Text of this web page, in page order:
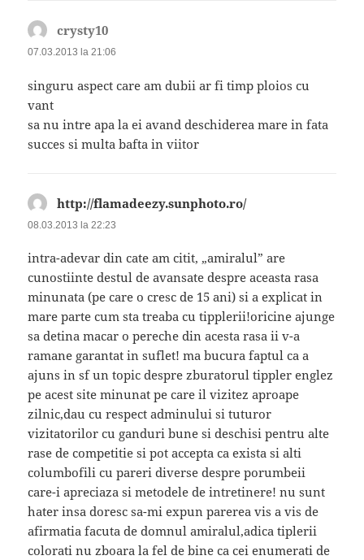
crysty10
07.03.2013 la 21:06
singuru aspect care am dubii ar fi timp ploios cu
vant
sa nu intre apa la ei avand deschiderea mare in fata
succes si multa bafta in viitor
http://flamadeezy.sunphoto.ro/spune:
08.03.2013 la 22:23
intra-adevar din cate am citit, „amiralul” are
cunostiinte destul de avansate despre aceasta rasa
minunata (pe care o cresc de 15 ani) si a explicat in
mare parte cum sta treaba cu tipplerii!oricine ajunge
sa detina macar o pereche din acesta rasa ii v-a
ramane garantat in suflet! ma bucura faptul ca a
ajuns in sf un topic despre zburatorul tippler englez
pe acest site minunat pe care il vizitez aproape
zilnic,dau cu respect adminului si tuturor
vizitatorilor cu ganduri bune si deschisi pentru alte
rase de competitie si pot accepta ca exista si alti
columbofili cu pareri diverse despre porumbeii
care-i apreciaza si metodele de intretinere! nu sunt
hater insa doresc sa-mi expun parerea vis a vis de
afirmatia facuta de domnul amiralul,adica tiplerii
colorati nu zboara la fel de bine ca cei enumerati de